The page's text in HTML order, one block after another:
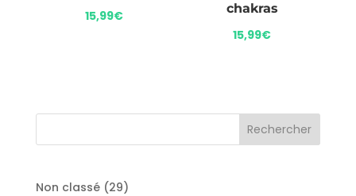
15,99€
chakras
15,99€
Non classé 2929